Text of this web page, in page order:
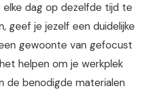
elke dag op dezelfde tijd te
geef je jezelf een duidelijke
gewoonte van gefocust
helpen om je werkplek
de benodigde materialen